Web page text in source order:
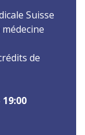
Suisse
de